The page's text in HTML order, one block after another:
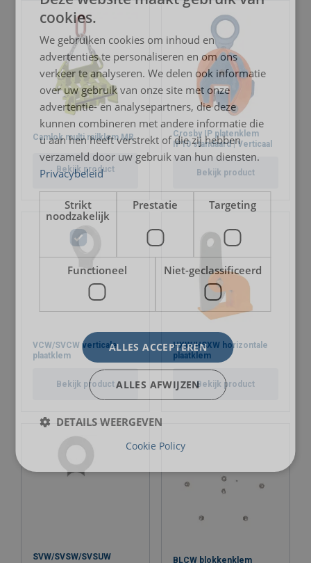
Camlok multi railklem MR
Bekijk product
Crosby IP platenklem
IP10 standaard | Verticaal
Bekijk product
VCW/SVCW verticale
plaatklem
Bekijk product
HXW/HSXW horizontale
plaatklem
Bekijk product
SVW/SVSW/SVSUW
BLCW blokkenklem
cookies.
We gebruiken cookies om inhoud en
advertenties te personaliseren en om ons
verkeer te analyseren. We delen ook informatie
over uw gebruik van onze site met onze
advertentie- en analysepartners, die deze
kunnen combineren met andere informatie die
u aan hen heeft verstrekt of die zij hebben
verzameld door uw gebruik van hun diensten.
Privacybeleid
Strikt
noodzakelijk
Prestatie Targeting
Functioneel Niet-geclassificeerd
ALLES ACCEPTEREN
ALLES AFWIJZEN
DETAILS WEERGEVEN
Cookie Policy